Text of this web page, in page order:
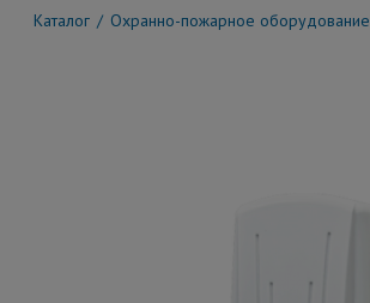
Каталог Охранно-пожарное оборудование